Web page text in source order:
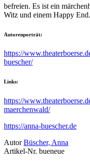
befreien. Es ist ein
Witz und einem Happy End.
Autorenporträt:
https://
buescher/
Links:
https://
maerchenwald/
https://anna-buescher.de
Autor Büscher, Anna
Artikel-Nr. bueneue